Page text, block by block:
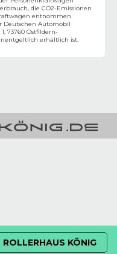
die CO2-Emissionen
entnommen
Deutschen Automobil
73760 Ostfildern-
erhältlich ist.
ROLLERHAUS KÖNIG